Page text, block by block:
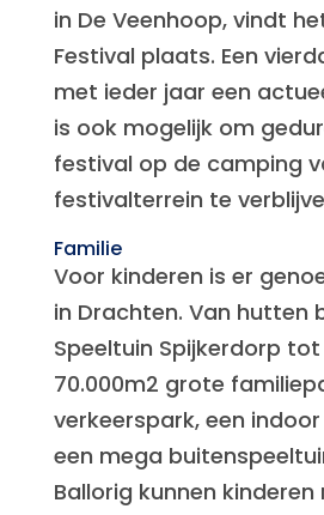
in De Veenhoop, vindt
Festival plaats. Een
met ieder jaar een
is ook mogelijk om
festival op de camping
festivalterrein te
Familie
Voor kinderen is er
in Drachten. Van hutten
Speeltuin Spijkerdorp
70.000m2 grote
verkeerspark, een
een mega
Ballorig kunnen kinderen